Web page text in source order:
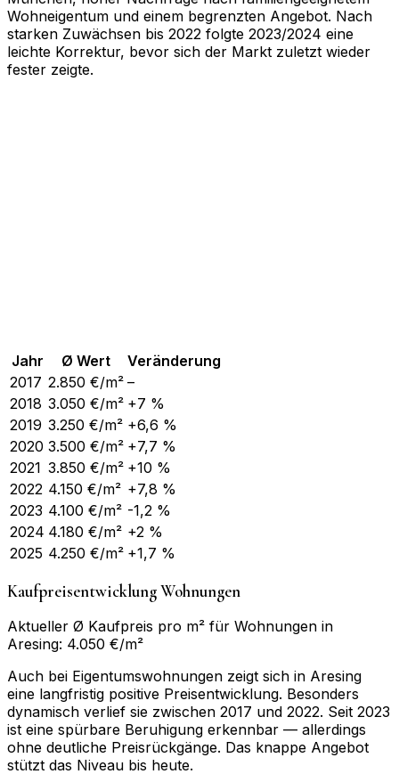
Wohneigentum und einem begrenzten Angebot. Nach
starken Zuwächsen bis 2022 folgte 2023/2024 eine
leichte Korrektur, bevor sich der Markt zuletzt wieder
fester zeigte.
Jahr Ø Wert
Veränderung
2017 2.850 €/m² –
2018 3.050 €/m² +7 %
2019 3.250 €/m² +6,6 %
2020 3.500 €/m² +7,7 %
2021 3.850 €/m² +10 %
2022 4.150 €/m² +7,8 %
2023 4.100 €/m² -1,2 %
2024 4.180 €/m² +2 %
2025 4.250 €/m² +1,7 %
Kaufpreisentwicklung Wohnungen
Aktueller Ø Kaufpreis pro m² für Wohnungen in
Aresing: 4.050 €/m²
Auch bei Eigentumswohnungen zeigt sich in Aresing
eine langfristig positive Preisentwicklung. Besonders
dynamisch verlief sie zwischen 2017 und 2022. Seit 2023
ist eine spürbare Beruhigung erkennbar — allerdings
ohne deutliche Preisrückgänge. Das knappe Angebot
stützt das Niveau bis heute.